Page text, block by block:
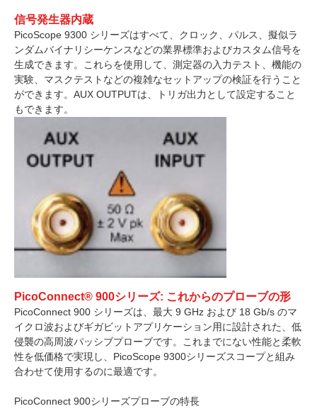
信号発生器内蔵
PicoScope 9300 シリーズはすべて、クロック、パルス、擬似ラ
ンダムバイナリシーケンスなどの業界標準およびカスタム信号を
生成できます。これらを使用して、測定器の入力テスト、機能の
実験、マスクテストなどの複雑なセットアップの検証を行うこと
ができます。AUX OUTPUTは、トリガ出力として設定すること
もできます。
PicoConnect® 900シリーズ: これからのプローブの形
PicoConnect 900 シリーズは、最大 9 GHz および 18 Gb/s のマ
イクロ波およびギガビットアプリケーション用に設計された、低
侵襲の高周波パッシブプローブです。これまでにない性能と柔軟
性を低価格で実現し、PicoScope 9300シリーズスコープと組み
合わせて使用するのに最適です。
PicoConnect 900シリーズプローブの特長